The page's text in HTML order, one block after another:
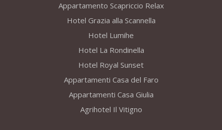
Appartamento Scapriccio Relax
Hotel Grazia alla Scannella
Hotel Lumihe
Hotel La Rondinella
Hotel Royal Sunset
Appartamenti Casa del Faro
Appartamenti Casa Giulia
Agrihotel Il Vitigno